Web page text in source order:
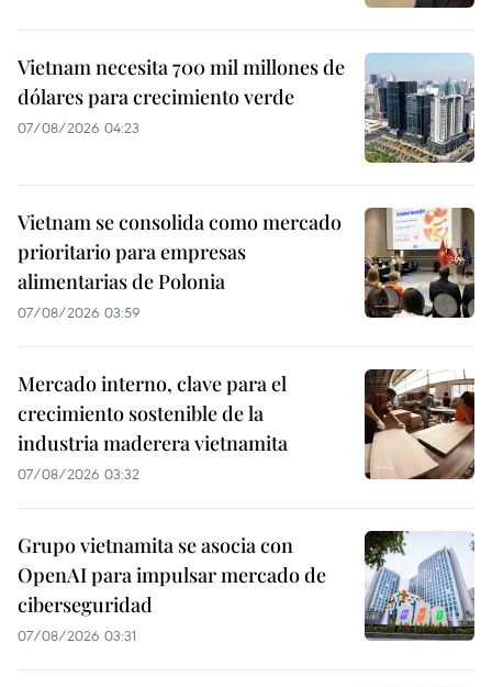
Vietnam necesita 700 mil millones de
dólares para crecimiento verde
07/08/2026 04:23
Vietnam se consolida como mercado
prioritario para empresas
alimentarias de Polonia
07/08/2026 03:59
Mercado interno, clave para el
crecimiento sostenible de la
industria maderera vietnamita
07/08/2026 03:32
Grupo vietnamita se asocia con
OpenAI para impulsar mercado de
ciberseguridad
07/08/2026 03:31